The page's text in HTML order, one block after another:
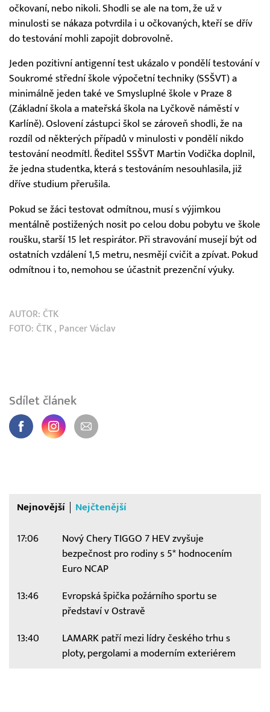
očkovaní, nebo nikoli. Shodli se ale na tom, že už v
minulosti se nákaza potvrdila i u očkovaných, kteří se dřív
do testování mohli zapojit dobrovolně.
Jeden pozitivní antigenní test ukázalo v pondělí testování v
Soukromé střední škole výpočetní techniky (SSŠVT) a
minimálně jeden také ve Smysluplné škole v Praze 8
(Základní škola a mateřská škola na Lyčkově náměstí v
Karlíně). Oslovení zástupci škol se zároveň shodli, že na
rozdíl od některých případů v minulosti v pondělí nikdo
testování neodmítl. Ředitel SSŠVT Martin Vodička doplnil,
že jedna studentka, která s testováním nesouhlasila, již
dříve studium přerušila.
Pokud se žáci testovat odmítnou, musí s výjimkou
mentálně postižených nosit po celou dobu pobytu ve škole
roušku, starší 15 let respirátor. Při stravování musejí být od
ostatních vzdálení 1,5 metru, nesmějí cvičit a zpívat. Pokud
odmítnou i to, nemohou se účastnit prezenční výuky.
AUTOR: ČTK
FOTO: ČTK , Pancer Václav
Sdílet článek
Nejnovější Nejčtenější
17:06
Nový Chery TIGGO 7 HEV zvyšuje
bezpečnost pro rodiny s 5* hodnocením
Euro NCAP
13:46
Evropská špička požárního sportu se
představí v Ostravě
13:40
LAMARK patří mezi lídry českého trhu s
ploty, pergolami a moderním exteriérem